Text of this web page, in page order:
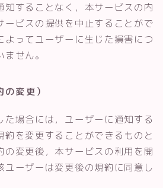
知することなく，本サービスの内
ービスの提供を中止することがで
よってユーザーに生じた損害につ
せん。
変更）
た場合には，ユーザーに通知する
約を変更することができるものと
の変更後，本サービスの利用を開
ユーザーは変更後の規約に同意し